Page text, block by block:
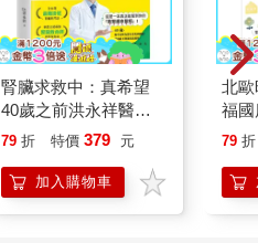
腎臟求救中：真希望
40歲之前洪永祥醫師
就告訴我這些事
79 折 特價 379 元
加入購物車
北
福
79 折